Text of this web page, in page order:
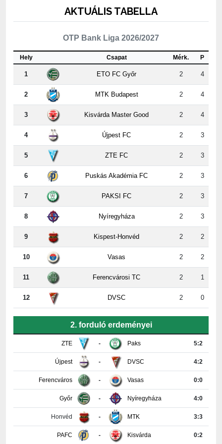
AKTUÁLIS TABELLA
OTP Bank Liga 2026/2027
Hely Csapat Mérk. P
1 ETO FC Győr 2 4
2 MTK Budapest 2 4
3 Kisvárda Master Good 2 4
4 Újpest FC 2 3
5 ZTE FC 2 3
6 Puskás Akadémia FC 2 3
7 PAKSI FC 2 3
8 Nyíregyháza 2 3
9 Kispest-Honvéd 2 2
10 Vasas 2 2
11 Ferencvárosi TC 2 1
12 DVSC 2 0
2. forduló erdeményei
ZTE - Paks 5:2
Újpest - DVSC 4:2
Ferencváros - Vasas 0:0
Győr - Nyíregyháza 4:0
Honvéd - MTK 3:3
PAFC - Kisvárda 0:2